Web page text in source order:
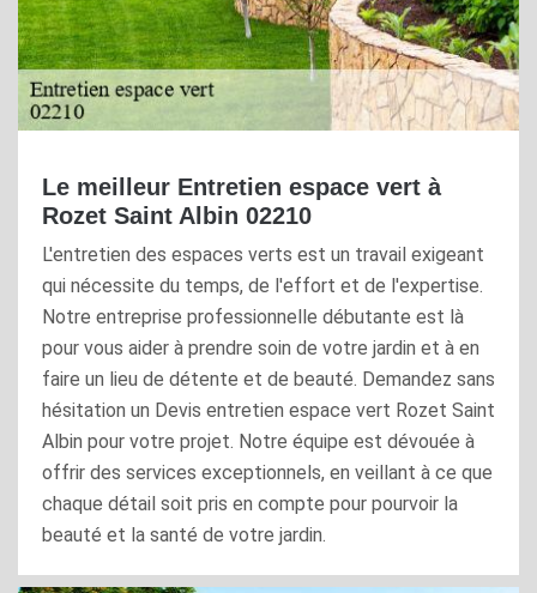
Le meilleur Entretien espace vert à
Rozet Saint Albin 02210
L'entretien des espaces verts est un travail exigeant
qui nécessite du temps, de l'effort et de l'expertise.
Notre entreprise professionnelle débutante est là
pour vous aider à prendre soin de votre jardin et à en
faire un lieu de détente et de beauté. Demandez sans
hésitation un Devis entretien espace vert Rozet Saint
Albin pour votre projet. Notre équipe est dévouée à
offrir des services exceptionnels, en veillant à ce que
chaque détail soit pris en compte pour pourvoir la
beauté et la santé de votre jardin.